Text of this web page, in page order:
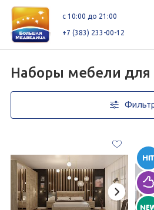
+7 (383) 233-00-12
c 10:00 до 21:00
Каталог
Схемы этажей Новоселам
Наборы мебели для